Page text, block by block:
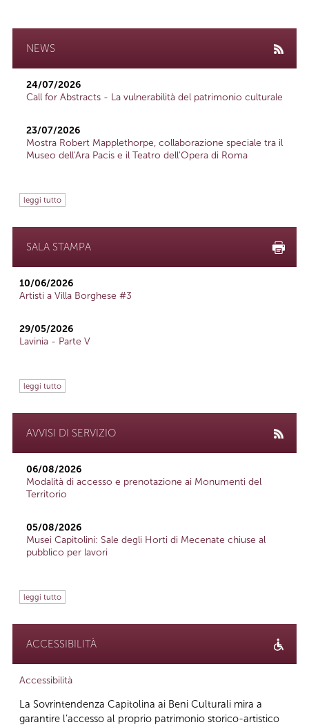
NEWS
24/07/2026
Call for Abstracts - La vulnerabilità del patrimonio culturale
23/07/2026
Mostra Robert Mapplethorpe, collaborazione speciale tra il
Museo dell'Ara Pacis e il Teatro dell'Opera di Roma
leggi tutto
SALA STAMPA
10/06/2026
Artisti a Villa Borghese #3
29/05/2026
Lavinia - Parte V
leggi tutto
AVVISI DI SERVIZIO
06/08/2026
Modalità di accesso e prenotazione ai Monumenti del
Territorio
05/08/2026
Musei Capitolini: Sale degli Horti di Mecenate chiuse al
pubblico per lavori
leggi tutto
ACCESSIBILITÀ
Accessibilità
La Sovrintendenza Capitolina ai Beni Culturali mira a
garantire l’accesso al proprio patrimonio storico-artistico